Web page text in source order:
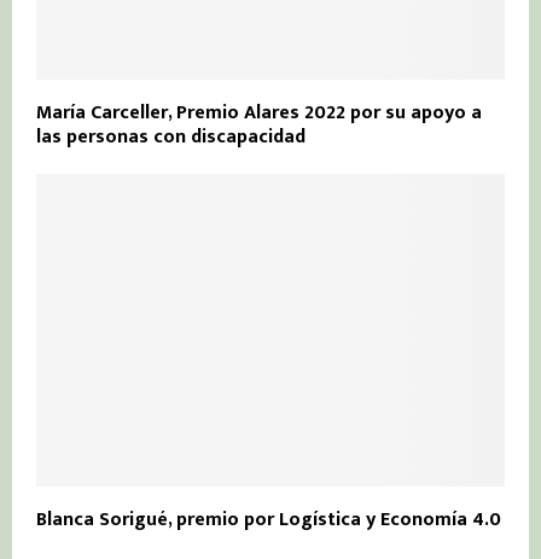
María Carceller, Premio Alares 2022 por su apoyo a
las personas con discapacidad
Blanca Sorigué, premio por Logística y Economía 4.0